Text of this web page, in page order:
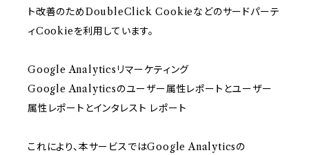
ト改善のためDoubleClick Cookieなどのサードパーテ
ィCookieを利用しています。
Google Analyticsリマーケティング
Google Analyticsのユーザー属性レポートとユーザー
属性レポートとインタレスト レポート
これにより、本サービスではGoogle Analyticsの